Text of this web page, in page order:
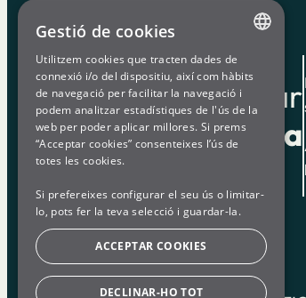
Aula Popular
deSom Energia
ENGLISH
SPANISH
GL
Gestió de cookies
Utilitzem cookies que tracten dades de
connexió i/o del dispositiu, així com hàbits
de navegació per facilitar la navegació i
podem analitzar estadístiques de l'ús de la
web per poder aplicar millores. Si prems
“Acceptar cookies” consenteixes l’ús de
totes les cookies.
Si prefereixes configurar el seu ús o limitar-
lo, pots fer la teva selecció i guardar-la.
ACCEPTAR COOKIES
DECLINAR-HO TOT